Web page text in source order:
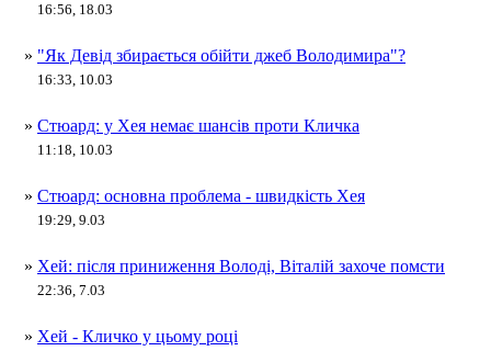
16:56, 18.03
» "Як Девід збирається обійти джеб Володимира"?
16:33, 10.03
» Стюард: у Хея немає шансів проти Кличка
11:18, 10.03
» Стюард: основна проблема - швидкість Хея
19:29, 9.03
» Хей: після приниження Володі, Віталій захоче помсти
22:36, 7.03
» Хей - Кличко у цьому році